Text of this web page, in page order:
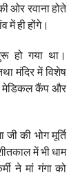
ओर रवाना होते
में ही होंगे।
हो गया था।
मंदिर में विशेष
मेडिकल कैंप और
की भोग मूर्ति
में भी धाम
ने मां गंगा को